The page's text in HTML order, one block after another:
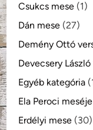
Csukcs mese (1)
Dán mese (27)
Demény Ottó
Devecsery
Egyéb kategória
Ela Peroci meséje
Erdélyi mese (30)